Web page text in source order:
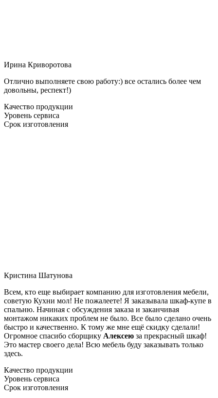
Ирина Криворотова
Отлично выполняете свою работу:) все остались более чем
довольны, респект!)
Качество продукции
Уровень сервиса
Срок изготовления
Кристина Шатунова
Всем, кто еще выбирает компанию для изготовления мебели,
советую Кухни мол! Не пожалеете! Я заказывала шкаф-купе в
спальню. Начиная с обсуждения заказа и заканчивая
монтажом никаких проблем не было. Все было сделано очень
быстро и качественно. К тому же мне ещё скидку сделали!
Огромное спасибо сборщику Алексею за прекрасный шкаф!
Это мастер своего дела! Всю мебель буду заказывать только
здесь.
Качество продукции
Уровень сервиса
Срок изготовления